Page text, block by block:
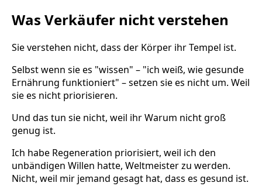
Was Verkäufer nicht verstehen
Sie verstehen nicht, dass der Körper ihr Tempel ist.
Selbst wenn sie es "wissen" – "ich weiß, wie gesunde
Ernährung funktioniert" – setzen sie es nicht um. Weil
sie es nicht priorisieren.
Und das tun sie nicht, weil ihr Warum nicht groß
genug ist.
Ich habe Regeneration priorisiert, weil ich den
unbändigen Willen hatte, Weltmeister zu werden.
Nicht, weil mir jemand gesagt hat, dass es gesund ist.